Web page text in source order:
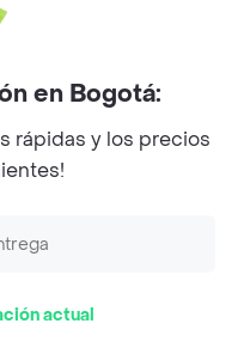
en Bogotá:
rápidas y los precios
actual